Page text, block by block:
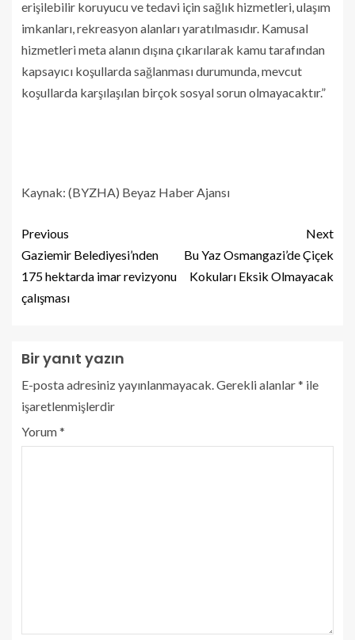
erişilebilir koruyucu ve tedavi için sağlık hizmetleri, ulaşım
imkanları, rekreasyon alanları yaratılmasıdır. Kamusal
hizmetleri meta alanın dışına çıkarılarak kamu tarafından
kapsayıcı koşullarda sağlanması durumunda, mevcut
koşullarda karşılaşılan birçok sosyal sorun olmayacaktır.”
Kaynak: (BYZHA) Beyaz Haber Ajansı
Previous
Gaziemir Belediyesi’nden
175 hektarda imar revizyonu
çalışması
Next
Bu Yaz Osmangazi’de Çiçek
Kokuları Eksik Olmayacak
Bir yanıt yazın
E-posta adresiniz yayınlanmayacak. Gerekli alanlar* ile
işaretlenmişlerdir
Yorum*